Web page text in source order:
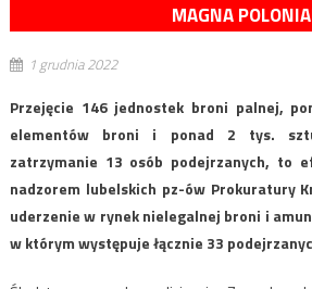
MAGNA
1 grudnia 2022
Przejęcie 146 jednostek broni palnej,
elementów broni i ponad 2 tys.
zatrzymanie 13 osób podejrzanych, to
nadzorem lubelskich pz-ów Prokuratury
uderzenie w rynek nielegalnej broni i
w którym występuje łącznie 33